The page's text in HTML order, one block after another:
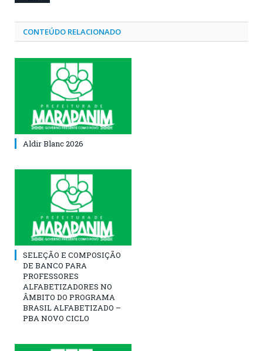
CONTEÚDO RELACIONADO
Aldir Blanc 2026
SELEÇÃO E COMPOSIÇÃO
DE BANCO PARA
PROFESSORES
ALFABETIZADORES NO
ÂMBITO DO PROGRAMA
BRASIL ALFABETIZADO –
PBA NOVO CICLO